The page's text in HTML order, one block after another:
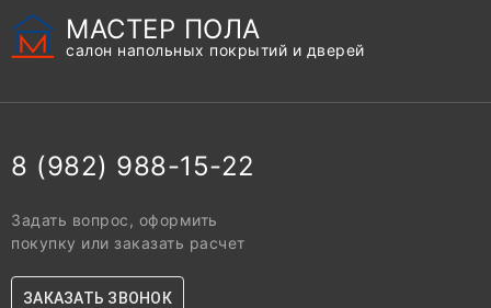
МАСТЕР ПОЛА
салон напольных покрытий и дверей
8 (982) 988-15-22
Задать вопрос, оформить
покупку или заказать расчет
ЗАКАЗАТЬ ЗВОНОК